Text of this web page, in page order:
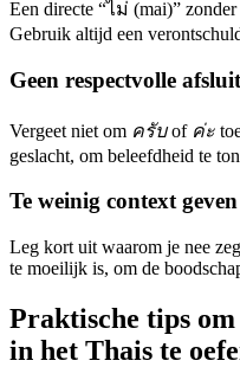
Een directe “ไม่ (mai)”
Gebruik altijd een
Geen respectvolle
Vergeet niet om ครับof ค่ะ
geslacht, om beleefdheid te
Te weinig context geven
Leg kort uit waarom je nee
te moeilijk is, om de
Praktische tips om
in het Thais te